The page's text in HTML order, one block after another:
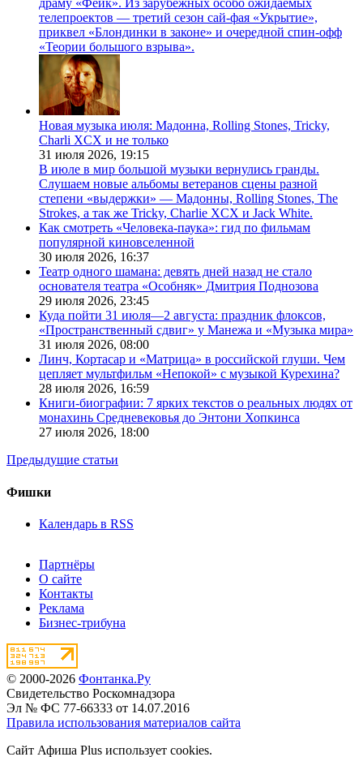
драму «Фейк». Из зарубежных особо ожидаемых
телепроектов — третий сезон сай-фая «Укрытие»,
приквел «Блондинки в законе» и очередной спин-офф
«Теории большого взрыва».
Новая музыка июля: Мадонна, Rolling Stones, Tricky,
Charli XCX и не только
31 июля 2026, 19:15
В июле в мир большой музыки вернулись гранды.
Слушаем новые альбомы ветеранов сцены разной
степени «выдержки» — Мадонны, Rolling Stones, The
Strokes, а так же Tricky, Charlie XCX и Jack White.
Как смотреть «Человека-паука»: гид по фильмам
популярной киновселенной
30 июля 2026, 16:37
Театр одного шамана: девять дней назад не стало
основателя театра «Особняк» Дмитрия Поднозова
29 июля 2026, 23:45
Куда пойти 31 июля—2 августа: праздник флоксов,
«Пространственный сдвиг» у Манежа и «Музыка мира»
31 июля 2026, 08:00
Линч, Кортасар и «Матрица» в российской глуши. Чем
цепляет мультфильм «Непокой» с музыкой Курехина?
28 июля 2026, 16:59
Книги-биографии: 7 ярких текстов о реальных людях от
монахинь Средневековья до Энтони Хопкинса
27 июля 2026, 18:00
Предыдущие статьи
Фишки
Календарь в RSS
Партнёры
О сайте
Контакты
Реклама
Бизнес-трибуна
© 2000-2026 Фонтанка.Ру
Свидетельство Роскомнадзора
Эл № ФС 77-66333 от 14.07.2016
Правила использования материалов сайта
Сайт Афиша Plus использует cookies.